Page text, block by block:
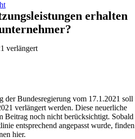
erhalten
verlängert
der Bundesregierung vom 17.1.2021 soll
verlängert werden. Diese neuerliche
Beitrag noch nicht berücksichtigt. Sobald
entsprechend angepasst wurde, finden
hier.